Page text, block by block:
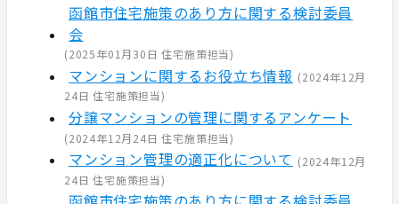
函館市住宅施策のあり方に関する検討委員
会
(2025年01月30日 住宅施策担当)
マンションに関するお役立ち情報 (2024年12月
24日 住宅施策担当)
分譲マンションの管理に関するアンケート
(2024年12月24日 住宅施策担当)
マンション管理の適正化について (2024年12月
24日 住宅施策担当)